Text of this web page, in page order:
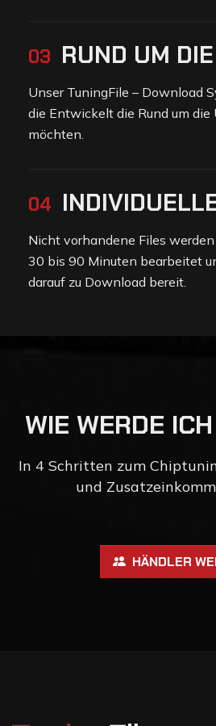
03 RUND UM
Unser TuningFile – Download
die Entwickelt die Rund um die
möchten.
04
Nicht vorhandene Files
30 bis 90 Minuten bearbeitet
darauf zu Download bereit.
WIE WERDE ICH
In 4 Schritten zum
und
HÄNDLER